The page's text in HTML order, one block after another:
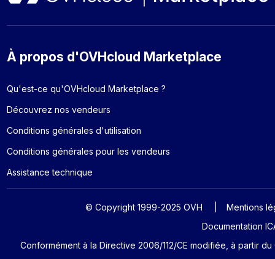
À propos d'OVHcloud Marketplace
Qu'est-ce qu'OVHcloud Marketplace ?
Découvrez nos vendeurs
Conditions générales d'utilisation
Conditions générales pour les vendeurs
Assistance technique
© Copyright 1999-2025 OVH
Mentions
Documentation
Conformément à la Directive 2006/112/CE modifiée, à partir